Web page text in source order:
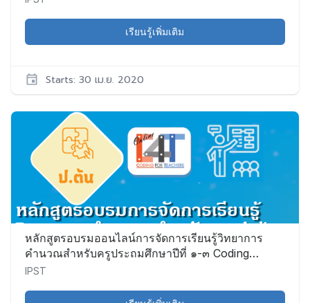
เรียนรู้เพิ่มเติม
Starts: 30 เม.ย. 2020
IPST
CS003
เริ่ม:
30
เม.ย.
2020
หลักสูตรอบรมออนไลน์การจัดการเรียนรู้วิทยาการ
คำนวณสำหรับครูประถมศึกษาปีที่ ๑-๓ Coding
Online for Grade ๑-๓ Teacher (C๔T–๖)
IPST